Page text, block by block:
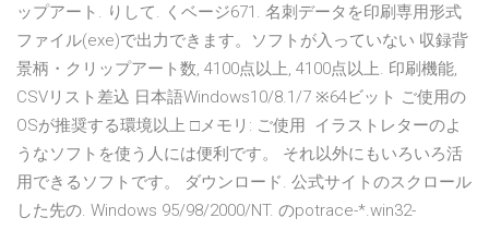
ップアート. りして. くベージ671. 名刺データを印刷専用形式
ファイル(exe)で出力できます。ソフトが入っていない 収録背
景柄・クリップアート数, 4100点以上, 4100点以上. 印刷機能,
CSVリスト差込 日本語Windows10/8.1/7 ※64ビット ご使用の
OSが推奨する環境以上 □メモリ: ご使用 イラストレターのよ
うなソフトを使う人には便利です。 それ以外にもいろいろ活
用できるソフトです。 ダウンロード. 公式サイトのスクロール
した先の. Windows 95/98/2000/NT. のpotrace-*.win32-